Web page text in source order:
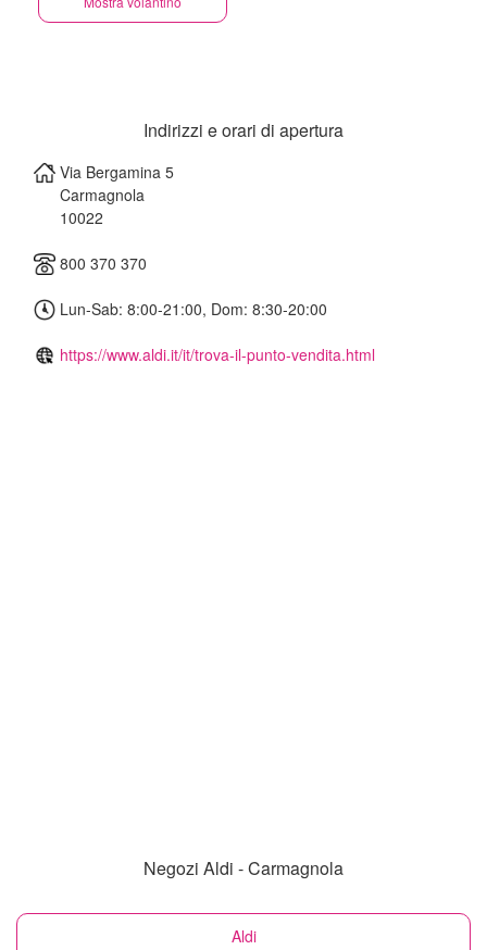
Indirizzi e orari di apertura
Via Bergamina 5
Carmagnola
10022
800 370 370
Lun-Sab: 8:00-21:00, Dom: 8:30-20:00
https://www.aldi.it/it/trova-il-punto-vendita.html
Negozi Aldi - Carmagnola
Aldi